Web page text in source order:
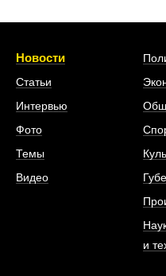
Новости
Статьи
Интервью
Фото
Темы
Видео
и